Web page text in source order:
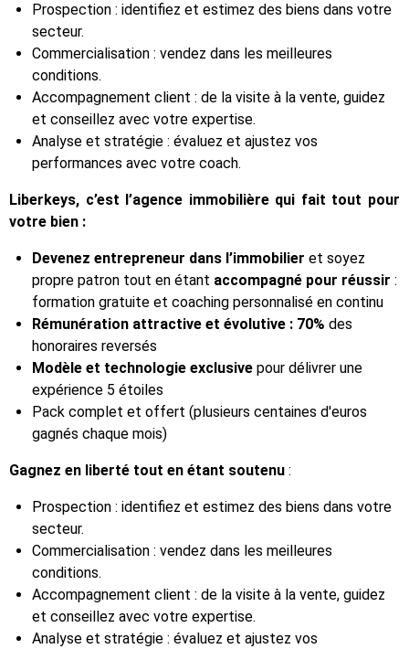
Prospection : identifiez et estimez des biens dans votre
secteur.
Commercialisation : vendez dans les meilleures
conditions.
Accompagnement client : de la visite à la vente, guidez
et conseillez avec votre expertise.
Analyse et stratégie : évaluez et ajustez vos
performances avec votre coach.
Liberkeys, c’est l’agence immobilière qui fait tout pour
votre bien :
Devenez entrepreneur dans l’immobilier et soyez
propre patron tout en étant accompagné pour réussir :
formation gratuite et coaching personnalisé en continu
Rémunération attractive et évolutive : 70% des
honoraires reversés
Modèle et technologie exclusive pour délivrer une
expérience 5 étoiles
Pack complet et offert (plusieurs centaines d'euros
gagnés chaque mois)
Gagnez en liberté tout en étant soutenu :
Prospection : identifiez et estimez des biens dans votre
secteur.
Commercialisation : vendez dans les meilleures
conditions.
Accompagnement client : de la visite à la vente, guidez
et conseillez avec votre expertise.
Analyse et stratégie : évaluez et ajustez vos